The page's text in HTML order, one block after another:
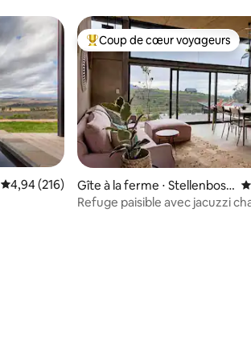
Évaluation moyenne sur la base de 216
4,94 (216)
Coups de cœur voyageurs les
Coup de cœur voyageurs
Gîte à la ferme ⋅ Stellenbosc
h
Refuge paisible avec jacuzzi